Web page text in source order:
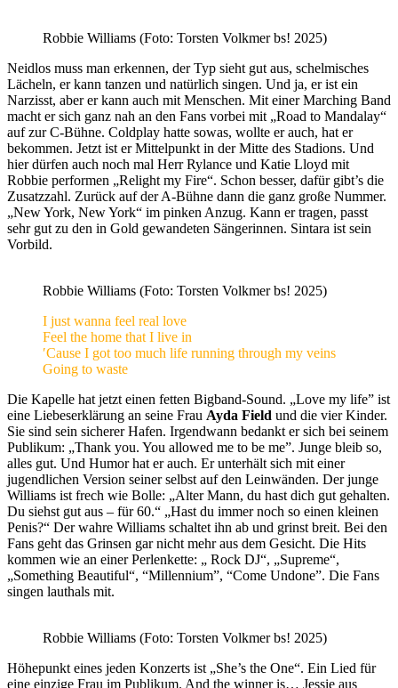
Robbie Williams (Foto: Torsten Volkmer bs! 2025)
Neidlos muss man erkennen, der Typ sieht gut aus, schelmisches
Lächeln, er kann tanzen und natürlich singen. Und ja, er ist ein
Narzisst, aber er kann auch mit Menschen. Mit einer Marching Band
macht er sich ganz nah an den Fans vorbei mit „Road to Mandalay“
auf zur C-Bühne. Coldplay hatte sowas, wollte er auch, hat er
bekommen. Jetzt ist er Mittelpunkt in der Mitte des Stadions. Und
hier dürfen auch noch mal Herr Rylance und Katie Lloyd mit
Robbie performen „Relight my Fire“. Schon besser, dafür gibt’s die
Zusatzzahl. Zurück auf der A-Bühne dann die ganz große Nummer.
„New York, New York“ im pinken Anzug. Kann er tragen, passt
sehr gut zu den in Gold gewandeten Sängerinnen. Sintara ist sein
Vorbild.
Robbie Williams (Foto: Torsten Volkmer bs! 2025)
I just wanna feel real love
Feel the home that I live in
′Cause I got too much life running through my veins
Going to waste
Die Kapelle hat jetzt einen fetten Bigband-Sound. „Love my life” ist
eine Liebeserklärung an seine Frau Ayda Field und die vier Kinder.
Sie sind sein sicherer Hafen. Irgendwann bedankt er sich bei seinem
Publikum: „Thank you. You allowed me to be me”. Junge bleib so,
alles gut. Und Humor hat er auch. Er unterhält sich mit einer
jugendlichen Version seiner selbst auf den Leinwänden. Der junge
Williams ist frech wie Bolle: „Alter Mann, du hast dich gut gehalten.
Du siehst gut aus – für 60.“ „Hast du immer noch so einen kleinen
Penis?“ Der wahre Williams schaltet ihn ab und grinst breit. Bei den
Fans geht das Grinsen gar nicht mehr aus dem Gesicht. Die Hits
kommen wie an einer Perlenkette: „ Rock DJ“, „Supreme“,
„Something Beautiful“, “Millennium”, “Come Undone”. Die Fans
singen lauthals mit.
Robbie Williams (Foto: Torsten Volkmer bs! 2025)
Höhepunkt eines jeden Konzerts ist „She’s the One“. Ein Lied für
eine einzige Frau im Publikum. And the winner is… Jessie aus